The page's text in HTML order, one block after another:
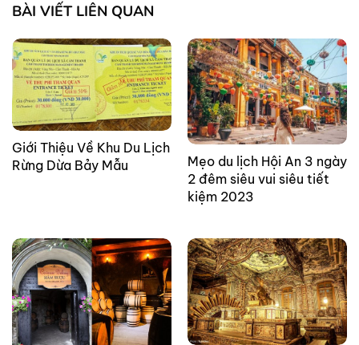
BÀI VIẾT LIÊN QUAN
Giới Thiệu Về Khu Du Lịch
Rừng Dừa Bảy Mẫu
Mẹo du lịch Hội An 3 ngày
2 đêm siêu vui siêu tiết
kiệm 2023